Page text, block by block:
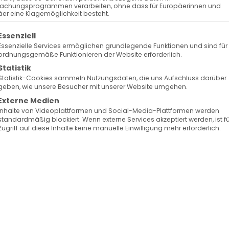
Württemberg(AGBW)spricht mitPfr. Dr.
Gemeinde Baden-Württemberg
„Aktion Weihnachtsfreude“der Diözese der
erläutert er die aktuelle soziale Lage in Armenien,
Hilfsarbeit vor Ort und erklärt, wie aus einer lokalen
wurde.
in Armenien derzeit dar?
vieles verändert, manches zum Guten,
Kennzahlen bleiben die strukturellen
verarbeiten, ohne dass für Europäerinnen und
eine Klagemöglichkeit besteht.
eine Liste der Service-Gruppen, für die eine
Services ermöglichen grundlegende Funktionen und sind
Funktionieren der Website erforderlich.
Cookies sammeln Nutzungsdaten, die uns Aufschluss darüber
wie unsere Besucher mit unserer Website umgehen.
Medien
von Videoplattformen und Social-Media-Plattformen werden
blockiert. Wenn externe Services akzeptiert werden, ist
auf diese Inhalte keine manuelle Einwilligung mehr erforderlich.